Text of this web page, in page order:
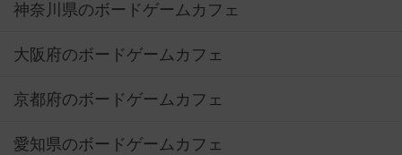
神奈川県のボードゲームカフェ
大阪府のボードゲームカフェ
京都府のボードゲームカフェ
愛知県のボードゲームカフェ